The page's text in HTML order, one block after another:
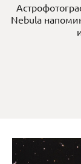
Nebula